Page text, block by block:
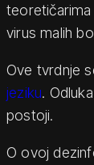
teoretičarima
virus malih
Ove tvrdnje
jeziku.
postoji.
O ovoj